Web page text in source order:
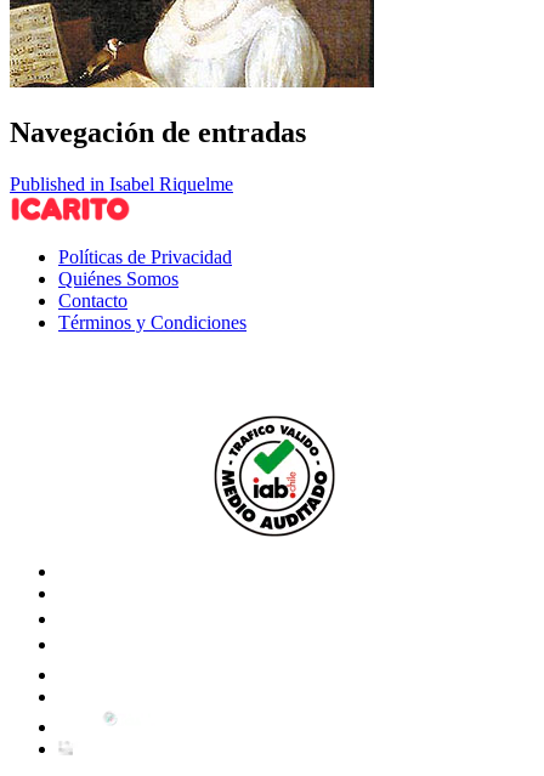
Navegación de entradas
Published in Isabel Riquelme
Políticas de Privacidad
Quiénes Somos
Contacto
Términos y Condiciones